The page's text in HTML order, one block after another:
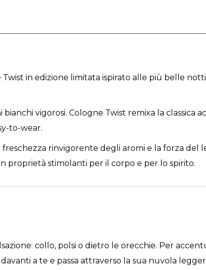
in edizione limitata ispirato alle più belle
vigorosi. Cologne Twist remixa la classica
to-wear.
rinvigorente degli aromi e la forza del
proprietà stimolanti per il corpo e per lo spirito.
collo, polsi o dietro le orecchie. Per
a te e passa attraverso la sua nuvola